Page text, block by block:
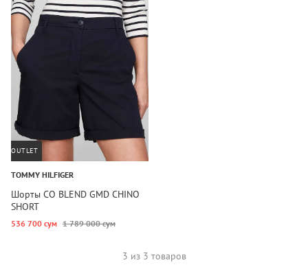
OUTLET
TOMMY HILFIGER
Шорты CO BLEND GMD CHINO
SHORT
536 700 сум 1 789 000 сум
3 из 3 товаров